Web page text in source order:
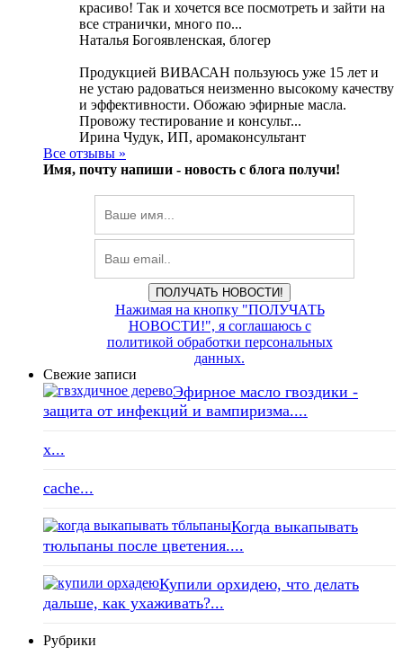
красиво! Так и хочется все посмотреть и зайти на
все странички, много по...
Наталья Богоявленская, блогер
Продукцией ВИВАСАН пользуюсь уже 15 лет и
не устаю радоваться неизменно высокому качеству
и эффективности. Обожаю эфирные масла.
Провожу тестирование и консульт...
Ирина Чудук, ИП, аромаконсультант
Все отзывы »
Имя, почту напиши - новость с блога получи!
ПОЛУЧАТЬ НОВОСТИ!
Нажимая на кнопку "ПОЛУЧАТЬ
НОВОСТИ!", я соглашаюсь с
политикой обработки персональных
данных.
Свежие записи
Эфирное масло гвоздики -
защита от инфекций и вампиризма....
x...
cache...
Когда выкапывать
тюльпаны после цветения....
Купили орхидею, что делать
дальше, как ухаживать?...
Рубрики